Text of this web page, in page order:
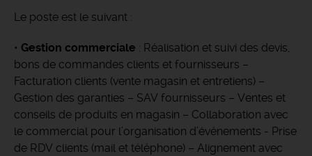
Le poste est le suivant :
• Gestion commerciale : Réalisation et suivi des devis,
bons de commandes clients et fournisseurs –
Facturation clients (vente magasin et entretiens) –
Gestion des garanties – SAV fournisseurs – Ventes et
conseils de produits en magasin – Collaboration avec
le commercial pour l’organisation d’événements - Prise
de RDV clients (mail et téléphone) – Alignement avec